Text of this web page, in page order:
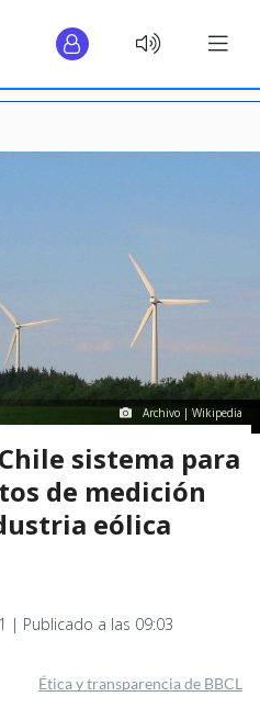
Archivo | Wikipedia
sistema para
de medición
eólica
| Publicado a las 09:03
Ética y transparencia de BBCL